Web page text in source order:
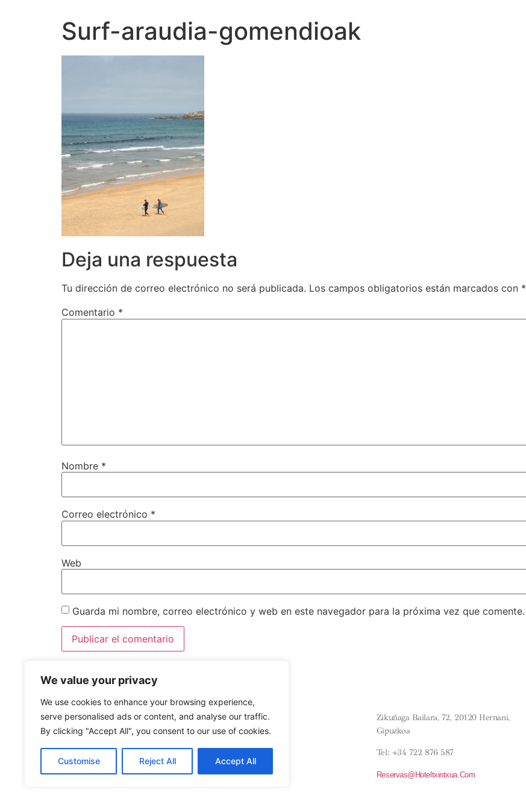
We value your privacy
We use cookies to enhance your browsing experience,
serve personalised ads or content, and analyse our traffic.
By clicking "Accept All", you consent to our use of cookies.
Customise Reject All Accept All
Surf-araudia-gomendioak
Deja una respuesta
Tu dirección de correo electrónico no será publicada. Los campos obligatorios están marcados con *
Comentario *
Nombre *
Correo electrónico *
Web
Guarda mi nombre, correo electrónico y web en este navegador para la próxima vez que comente.
CONÓCENOS
INICIO
HABITACIONES
CONTACTO
RESERVA
Política De Cookies
Zikuñaga Bailara, 72, 20120 Hernani,
Gipuzkoa
Tel: +34 722 876 587
Reservas@hoteltxintxua.com